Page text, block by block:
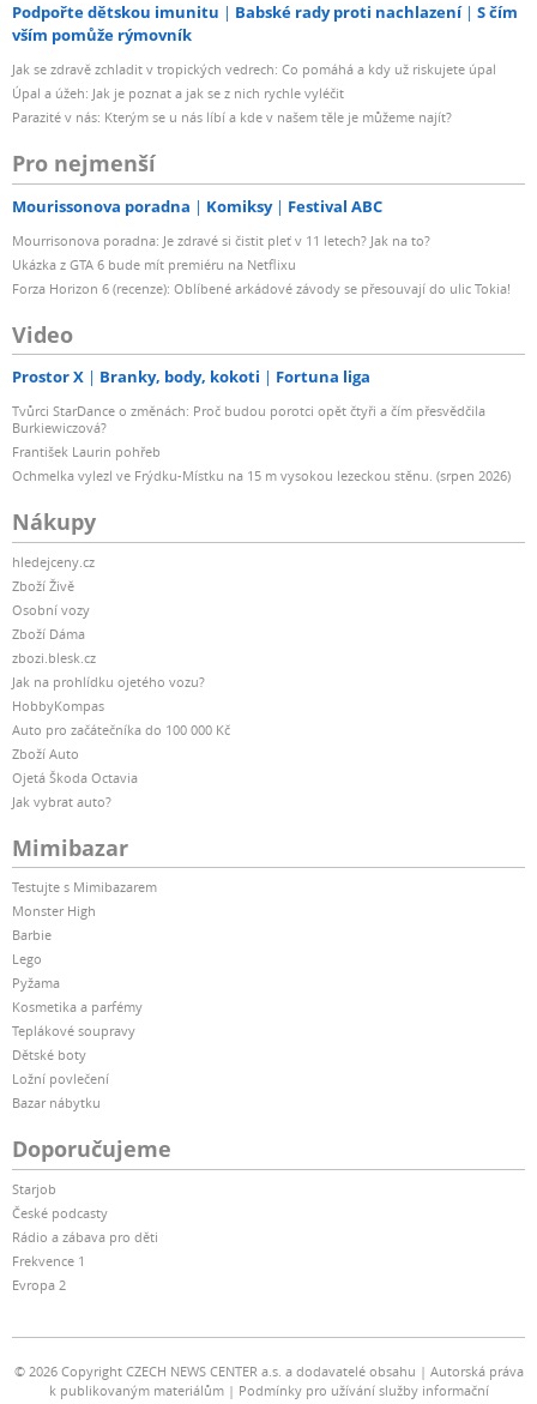
Podpořte dětskou imunitu Babské rady proti nachlazení
S čím
vším pomůže rýmovník
Jak se zdravě zchladit v tropických vedrech: Co pomáhá a kdy už riskujete úpal
Úpal a úžeh: Jak je poznat a jak se z nich rychle vyléčit
Parazité v nás: Kterým se u nás líbí a kde v našem těle je můžeme najít?
Pro nejmenší
Mourissonova poradna Komiksy Festival ABC
Mourrisonova poradna: Je zdravé si čistit pleť v 11 letech? Jak na to?
Ukázka z GTA 6 bude mít premiéru na Netflixu
Forza Horizon 6 (recenze): Oblíbené arkádové závody se přesouvají do ulic Tokia!
Video
Prostor X Branky, body, kokoti Fortuna liga
Tvůrci StarDance o změnách: Proč budou porotci opět čtyři a čím přesvědčila
Burkiewiczová?
František Laurin pohřeb
Ochmelka vylezl ve Frýdku-Místku na 15 m vysokou lezeckou stěnu. (srpen 2026)
Nákupy
hledejceny.cz
Zboží Živě
Osobní vozy
Zboží Dáma
zbozi.blesk.cz
Jak na prohlídku ojetého vozu?
HobbyKompas
Auto pro začátečníka do 100 000 Kč
Zboží Auto
Ojetá Škoda Octavia
Jak vybrat auto?
Mimibazar
Testujte s Mimibazarem
Monster High
Barbie
Lego
Pyžama
Kosmetika a parfémy
Teplákové soupravy
Dětské boty
Ložní povlečení
Bazar nábytku
Doporučujeme
Starjob
České podcasty
Rádio a zábava pro děti
Frekvence 1
Evropa 2
© 2026 Copyright CZECH NEWS CENTER a.s. a dodavatelé obsahu
Autorská práva
k publikovaným materiálům
Podmínky pro užívání služby informační